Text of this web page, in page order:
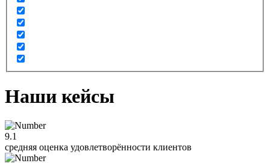
Наши кейсы
9.1
средняя оценка удовлетворённости клиентов